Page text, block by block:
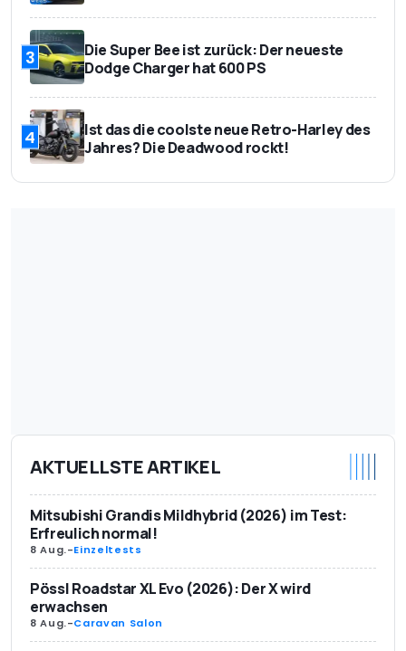
3
Die Super Bee ist zurück: Der neueste
Dodge Charger hat 600 PS
4
Ist das die coolste neue Retro-Harley des
Jahres? Die Deadwood rockt!
AKTUELLSTE ARTIKEL
Mitsubishi Grandis Mildhybrid (2026) im Test:
Erfreulich normal!
8 Aug.-Einzeltests
Pössl Roadstar XL Evo (2026): Der X wird
erwachsen
8 Aug.-Caravan Salon